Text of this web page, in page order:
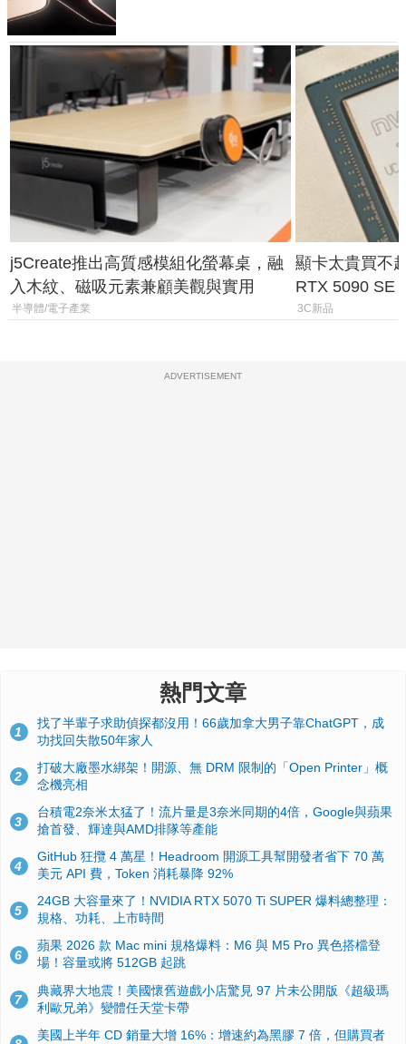
j5Create推出高質感模組化螢幕桌，融
入木紋、磁吸元素兼顧美觀與實用
半導體/電子產業
顯卡太貴買不
RTX 5090 SE
體
3C新品
ADVERTISEMENT
熱門文章
1
找了半輩子求助偵探都沒用！66歲加拿大男子靠ChatGPT，成
功找回失散50年家人
2
打破大廠墨水綁架！開源、無 DRM 限制的「Open Printer」概
念機亮相
3
台積電2奈米太猛了！流片量是3奈米同期的4倍，Google與蘋果
搶首發、輝達與AMD排隊等產能
4
GitHub 狂攬 4 萬星！Headroom 開源工具幫開發者省下 70 萬
美元 API 費，Token 消耗暴降 92%
5
24GB 大容量來了！NVIDIA RTX 5070 Ti SUPER 爆料總整理：
規格、功耗、上市時間
6
蘋果 2026 款 Mac mini 規格爆料：M6 與 M5 Pro 異色搭檔登
場！容量或將 512GB 起跳
7
典藏界大地震！美國懷舊遊戲小店驚見 97 片未公開版《超級瑪
利歐兄弟》變體任天堂卡帶
美國上半年 CD 銷量大增 16%：增速約為黑膠 7 倍，但購買者